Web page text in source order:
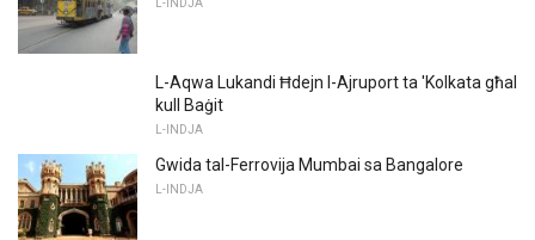
L-INDJA
L-Aqwa Lukandi Ħdejn l-Ajruport ta 'Kolkata għal
kull Baġit
L-INDJA
Gwida tal-Ferrovija Mumbai sa Bangalore
L-INDJA